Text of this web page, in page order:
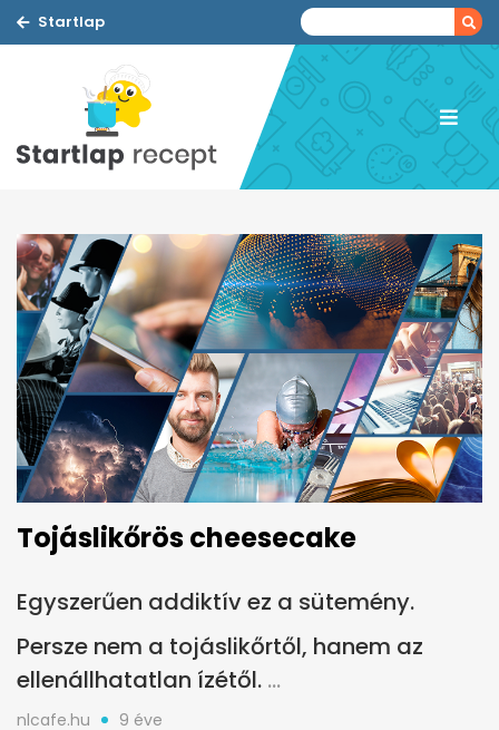
Startlap
Tojáslikőrös cheesecake
Egyszerűen addiktív ez a sütemény.
Persze nem a tojáslikőrtől, hanem az
ellenállhatatlan ízétől.
nlcafe.hu 9 éve